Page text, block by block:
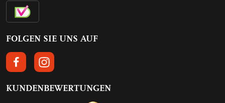
FOLGEN SIE UNS AUF
FOLGEN SIE UNS AUF FACEBOOK
FOLGEN SIE UNS AUF INSTAGRAM
KUNDENBEWERTUNGEN